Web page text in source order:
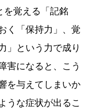
を覚える「記銘
く「保持力」、覚
」という力で成り
害になると、こう
を与えてしまいか
うな症状が出るこ